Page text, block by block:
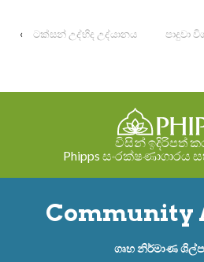
‹ ටක්සන් උද්භිද උද්යානය පාදුවා
විසින් ඉදිරිපත්
Phipps සංරක්ෂණාගාරය
Community
ගෘහ නිර්මාණ